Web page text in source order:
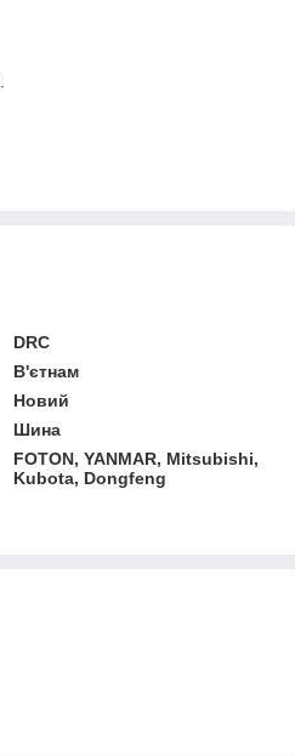
DRC
В'єтнам
Новий
Шина
FOTON, YANMAR, Mitsubishi,
Kubota, Dongfeng